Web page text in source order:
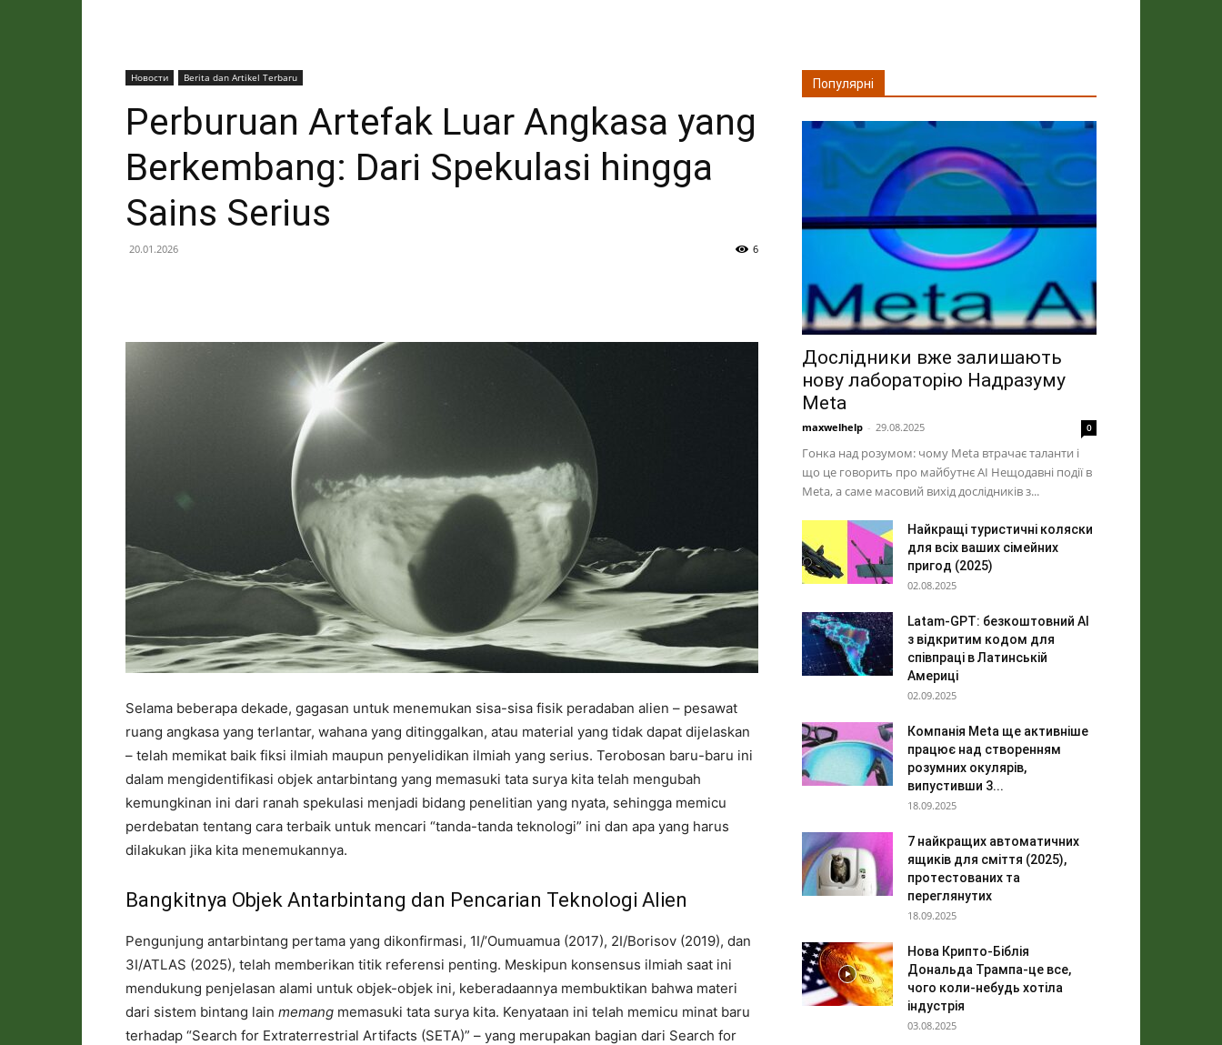
dan
Новости Berita dan Artikel Terbaru
Perburuan Artefak Luar Angkasa yang
Berkembang: Dari Spekulasi hingga
Sains Serius
20.01.2026 6
Selama beberapa dekade, gagasan untuk menemukan sisa-sisa fisik peradaban alien – pesawat
ruang angkasa yang terlantar, wahana yang ditinggalkan, atau material yang tidak dapat dijelaskan
– telah memikat baik fiksi ilmiah maupun penyelidikan ilmiah yang serius. Terobosan baru-baru ini
dalam mengidentifikasi objek antarbintang yang memasuki tata surya kita telah mengubah
kemungkinan ini dari ranah spekulasi menjadi bidang penelitian yang nyata, sehingga memicu
perdebatan tentang cara terbaik untuk mencari “tanda-tanda teknologi” ini dan apa yang harus
dilakukan jika kita menemukannya.
Bangkitnya Objek Antarbintang dan Pencarian Teknologi Alien
Pengunjung antarbintang pertama yang dikonfirmasi, 1I/’Oumuamua (2017), 2I/Borisov (2019), dan
3I/ATLAS (2025), telah memberikan titik referensi penting. Meskipun konsensus ilmiah saat ini
mendukung penjelasan alami untuk objek-objek ini, keberadaannya membuktikan bahwa materi
dari sistem bintang lain memang memasuki tata surya kita. Kenyataan ini telah memicu minat baru
terhadap “Search for Extraterrestrial Artifacts (SETA)” – yang merupakan bagian dari Search for
Популярні
Дослідники вже залишають
нову лабораторію Надразуму
Meta
maxwelhelp - 29.08.2025 0
Гонка над розумом: чому Meta втрачає таланти і
що це говорить про майбутнє AI Нещодавні події в
Meta, а саме масовий вихід дослідників з...
Найкращі туристичні коляски
для всіх ваших сімейних
пригод (2025)
02.08.2025
Latam-GPT: безкоштовний AI
з відкритим кодом для
співпраці в Латинській
Америці
02.09.2025
Компанія Meta ще активніше
працює над створенням
розумних окулярів,
випустивши 3...
18.09.2025
7 найкращих автоматичних
ящиків для сміття (2025),
протестованих та
переглянутих
18.09.2025
Нова Крипто-Біблія
Дональда Трампа-це все,
чого коли-небудь хотіла
індустрія
03.08.2025